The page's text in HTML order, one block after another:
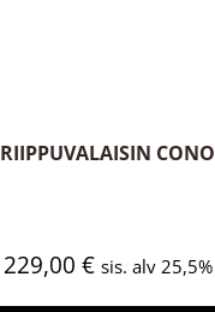
RIIPPUVALAISIN CONO
229,00 € sis. alv 25,5%